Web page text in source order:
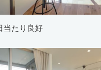
当たり良好